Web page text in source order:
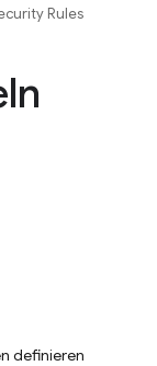
Rules
definieren